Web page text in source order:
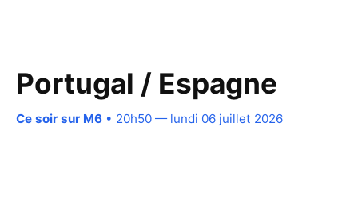
Portugal / Espagne
Ce soir sur M6 • 20h50 — lundi 06 juillet 2026